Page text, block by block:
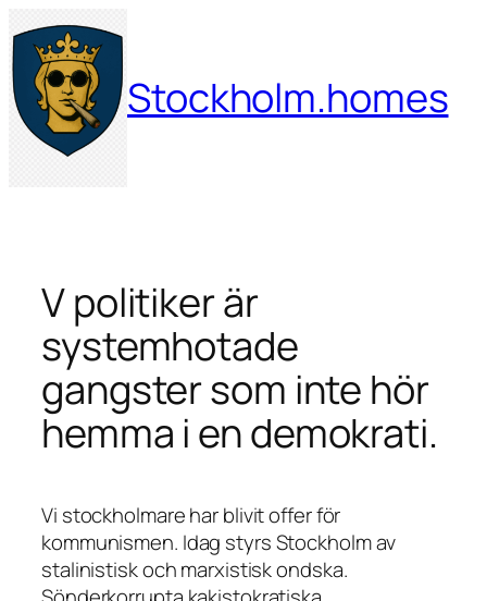
Hoppa
till
innehåll
Stockholm.homes
V politiker är
systemhotade
gangster som inte hör
hemma i en demokrati.
Vi stockholmare har blivit offer för
kommunismen. Idag styrs Stockholm av
stalinistisk och marxistisk ondska.